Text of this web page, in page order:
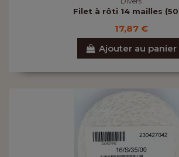
Filet à rôti 14 mailles
17,87 €
Ajouter au panier